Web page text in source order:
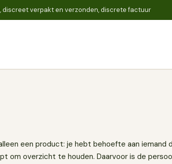
discreet verpakt en verzonden, discrete factuur
een product: je hebt behoefte aan
om overzicht te houden. Daarvoor is de